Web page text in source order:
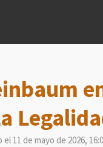
el 11 de mayo de 2026,